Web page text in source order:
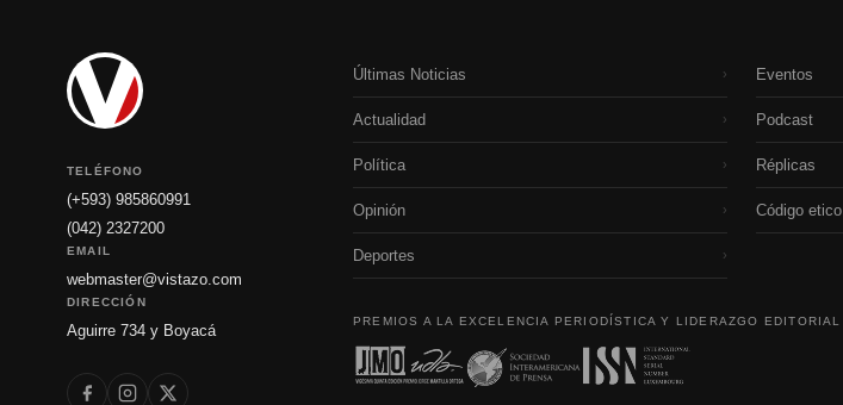
TELÉFONO
(+593) 985860991
(042) 2327200
EMAIL
webmaster@vistazo.com
DIRECCIÓN
Aguirre 734 y Boyacá
Últimas Noticias ›
Actualidad ›
Política ›
Opinión ›
Deportes ›
Eventos
Podcast
Réplicas
Código etico
PREMIOS A LA EXCELENCIA PERIODÍSTICA Y LIDERAZGO EDITORIAL